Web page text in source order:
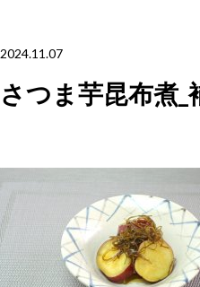
2024.11.07
さつま芋昆布煮_